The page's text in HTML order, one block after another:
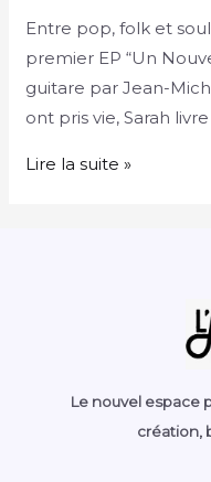
Entre pop, folk et
premier EP “Un
guitare par Jean-
ont pris vie, Sarah
Lire la suite »
Le nouvel espace
création,